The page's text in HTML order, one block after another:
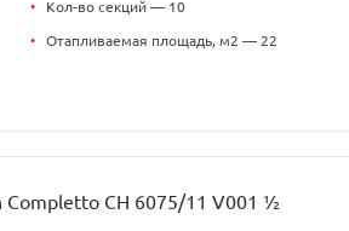
• Кол-во секций — 10
• Отапливаемая площадь, м2 — 22
Completto CH 6075/11 V001 ½